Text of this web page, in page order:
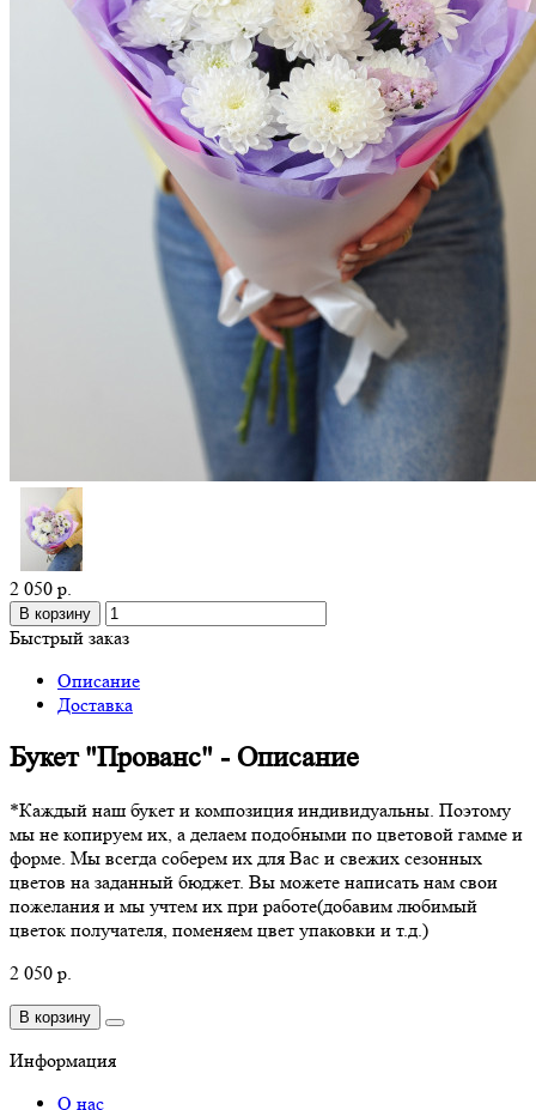
2 050 р.
В корзину
Быстрый заказ
Описание
Доставка
Букет "Прованс" - Описание
*Каждый наш букет и композиция индивидуальны. Поэтому
мы не копируем их, а делаем подобными по цветовой гамме и
форме. Мы всегда соберем их для Вас и свежих сезонных
цветов на заданный бюджет. Вы можете написать нам свои
пожелания и мы учтем их при работе(добавим любимый
цветок получателя, поменяем цвет упаковки и т.д.)
2 050 р.
В корзину
Информация
О нас